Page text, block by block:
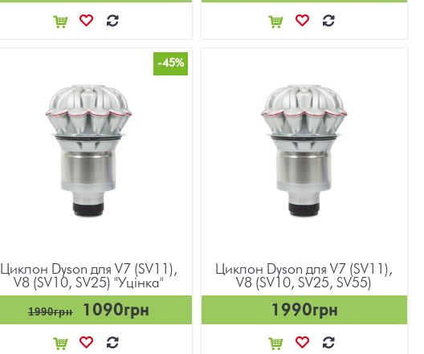
-45%
Циклон Dyson для V7 (SV11),
V8 (SV10, SV25) "Уцінка"
1990грн 1090грн
Циклон Dyson для V7 (SV11),
V8 (SV10, SV25, SV55)
1990грн